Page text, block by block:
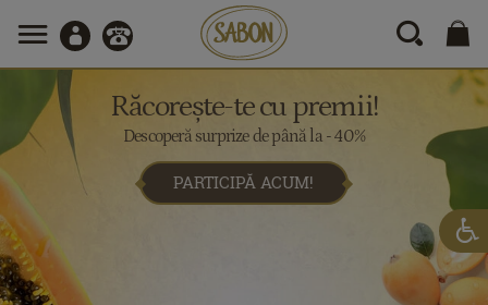
Răcorește-te cu premii!
Descoperă surprize de până la - 40%
PARTICIPĂ ACUM!